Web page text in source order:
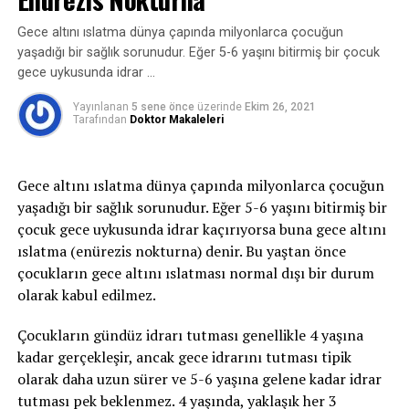
giymesinin bir faydası olmaz iken 120 kiloluk bir kişiye de
ince pedli şortlar giydirildiğinde sıkıntılar baş gösteriyor.
Yani önemli olan kullanılan malzemenin uygun olması…
Gidonun seleden aşağıda olması vücut aksını değiştirdiği
için basının penisin damarlarına gelmesini engellediğini
için geçerli.
Konuştuklarımızdan benim çıkardığım sonuç bisiklete
binmek penisin kanlanmasında ve dolayısı da sertleşme
de sorunlara yol açıyor. Anlattıkların sadece nasıl önlem
alınabileceğine dair uyarılar.
Yanlış anlaşılma olmasını engellemek için şunun altını
çizeyim. Düzenli bisiklet kullanan kişiler ve spor
yapmayan kişiler karşılaştırıldığında sertleşme problemi
malzemelerle yapılması gerekmektedir.
veya ağır bişey kaldırma gibi stres ve efor durumların
oluşan idrar kaçırmayı ifade eder. Bu zorlamalar
sırasında mesane içindeki basınç artar, idrar tutmayı
sağlayan kaslar ve mekanizmalar bu basınca karşı
koyamaz ve idrar kaçırma oluşur.
2-Sıkışma tipi idrar kaçırma:
yetişememe veya idrarı geciktirememe durumudur ve
idrar bu esnada kaçar. İdrar kaçağı bir damla ila idrarın
tamamını kaçırma derecesinde olabilir. gece idrara
kalkma ihtiyacı belirgindir. Bu tip idrar kaçırma,
enfeksiyon gibi basit problemden; nörolojik bozukluk
veya diyabet gibi daha ciddi durumlardan
3- Taşma inkontinansı: Tamamen boşalmayan bir
mesaneden kapasite dolduktan sonra damla damla
sürekli idrar kaçırmayı ifade eder.
Gece altını ıslatma dünya çapında milyonlarca çocuğun
yaşadığı bir sağlık sorunudur. Eğer 5-6 yaşını bitirmiş bir çocuk
gece uykusunda idrar …
Yayınlanan 5 sene önce üzerinde Ekim 26, 2021
Tarafından Doktor Makaleleri
Gece altını ıslatma dünya çapında milyonlarca çocuğun
yaşadığı bir sağlık sorunudur. Eğer 5-6 yaşını bitirmiş bir
çocuk gece uykusunda idrar kaçırıyorsa buna gece altını
ıslatma (enürezis nokturna) denir. Bu yaştan önce
çocukların gece altını ıslatması normal dışı bir durum
olarak kabul edilmez.
Çocukların gündüz idrarı tutması genellikle 4 yaşına
kadar gerçekleşir, ancak gece idrarını tutması tipik
olarak daha uzun sürer ve 5-6 yaşına gelene kadar idrar
tutması pek beklenmez. 4 yaşında, yaklaşık her 3